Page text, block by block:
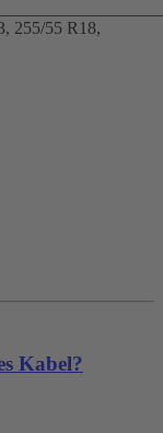
255/55 R18,
Kabel?